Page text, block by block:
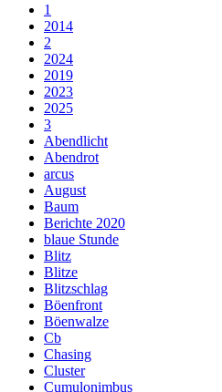
1
2014
2
2024
2019
2023
2025
3
Abendlicht
Abendrot
arcus
August
Baum
Berichte 2020
blaue Stunde
Blitz
Blitze
Blitzschlag
Böenfront
Böenwalze
Cb
Chasing
Cluster
Cumulonimbus